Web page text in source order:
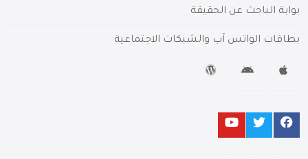
بوابة الباحث عن الحقيقة
بطاقات الواتس آب والشبكات الاجتماعية